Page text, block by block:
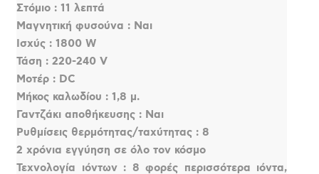
Στόμιο : 11 λεπτά
Μαγνητική φυσούνα : Ναι
Ισχύς : 1800 W
Τάση : 220-240 V
Μοτέρ : DC
Μήκος καλωδίου : 1,8 μ.
Γαντζάκι αποθήκευσης : Ναι
Ρυθμίσεις θερμότητας/ταχύτητας : 8
2 χρόνια εγγύηση σε όλο τον κόσμο
Τεχνολογία ιόντων : 8 φορές περισσότερα ιόντα,